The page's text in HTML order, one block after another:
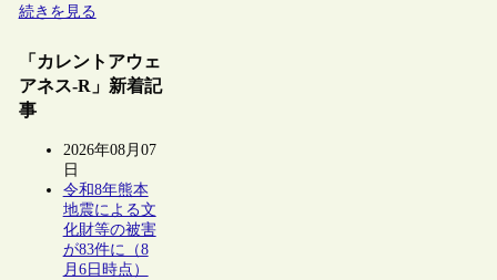
続きを見る
「カレントアウェ
アネス-R」新着記
事
2026年08月07
日
令和8年熊本
地震による文
化財等の被害
が83件に（8
月6日時点）